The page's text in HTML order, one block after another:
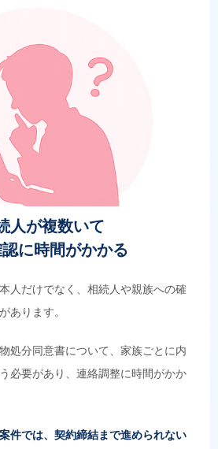
人が複数いて
に時間がかかる
人だけでなく、相続人や親族への確
あります。
処分同意書について、家族ごとに内
必要があり、連絡調整に時間がかか
件では、契約締結まで進められない